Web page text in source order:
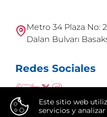
Metro 34 Plaza No:
Dalan Bulvarı
Redes Sociales
Este sitio web
servicios y